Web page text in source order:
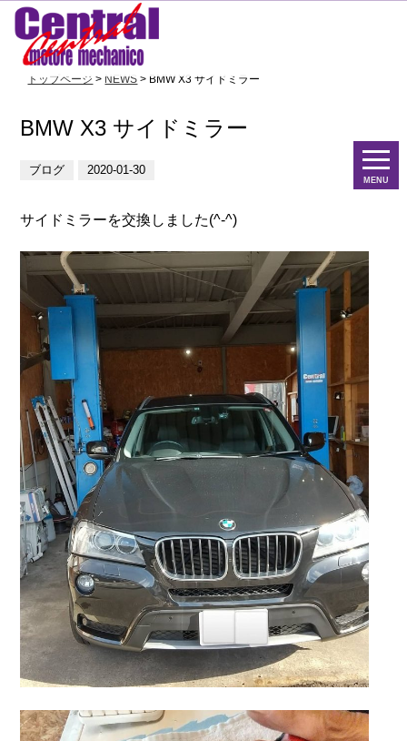
MENU
トップページ > NEWS > BMW X3 サイドミラー
BMW X3 サイドミラー
ブログ 2020-01-30
サイドミラーを交換しました(^-^)